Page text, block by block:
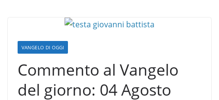
VANGELO DI OGGI
Commento al Vangelo
del giorno: 04 Agosto